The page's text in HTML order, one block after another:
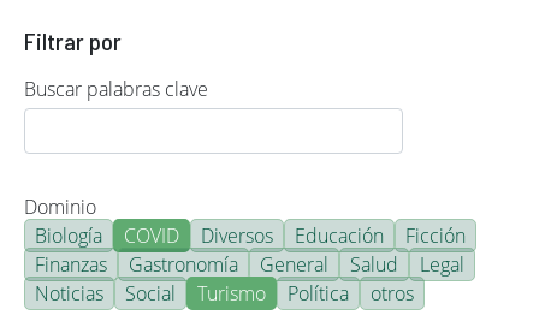
Filtrar por
Buscar palabras clave
Dominio
Biología
COVID Diversos Educación
Ficción
Finanzas
Gastronomía General Salud
Legal
Noticias
Social Turismo Política otros